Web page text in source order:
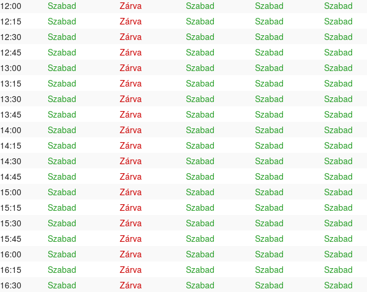
12:00
Szabad Zárva Szabad Szabad Szabad
12:15
Szabad Zárva Szabad Szabad Szabad
12:30
Szabad Zárva Szabad Szabad Szabad
12:45
Szabad Zárva Szabad Szabad Szabad
13:00
Szabad Zárva Szabad Szabad Szabad
13:15
Szabad Zárva Szabad Szabad Szabad
13:30
Szabad Zárva Szabad Szabad Szabad
13:45
Szabad Zárva Szabad Szabad Szabad
14:00
Szabad Zárva Szabad Szabad Szabad
14:15
Szabad Zárva Szabad Szabad Szabad
14:30
Szabad Zárva Szabad Szabad Szabad
14:45
Szabad Zárva Szabad Szabad Szabad
15:00
Szabad Zárva Szabad Szabad Szabad
15:15
Szabad Zárva Szabad Szabad Szabad
15:30
Szabad Zárva Szabad Szabad Szabad
15:45
Szabad Zárva Szabad Szabad Szabad
16:00
Szabad Zárva Szabad Szabad Szabad
16:15
Szabad Zárva Szabad Szabad Szabad
16:30
Szabad Zárva Szabad Szabad Szabad